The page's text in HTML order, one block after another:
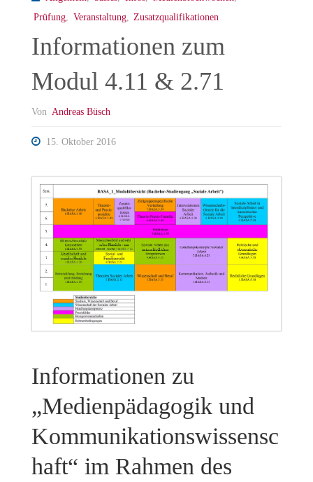
Prüfung, Veranstaltung, Zusatzqualifikationen
Informationen zum
Modul 4.11 & 2.71
Von Andreas Büsch
15. Oktober 2016
Informationen zu
„Medienpädagogik und
Kommunikationswissensc
haft“ im Rahmen des